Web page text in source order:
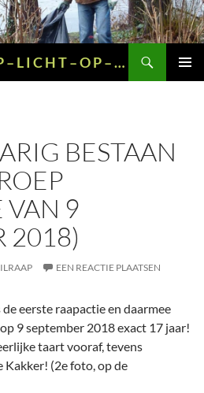
V U I L R A A P T R O E P – L I C H T – O P – G R O E N – E N – G E E L
BESTAAN
VAN 9
2018)
EEN REACTIE PLAATSEN
eerste raapactie en daarmee
9 september 2018 exact 17 jaar!
taart vooraf, tevens
Kakker! (2e foto, op de